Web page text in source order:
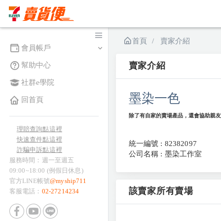
會員帳戶
幫助中心
社群e學院
回首頁
理賠查詢點這裡
快速查件點這裡
詐騙申訴點這裡
服務時間：週一至週五
09:00~18:00 (例假日休息)
官方LINE帳號@myship711
客服電話： 02-27214234
首頁 賣家介紹
賣家介紹
墨染一色
除了有自家的賣場產品，還會協助親
統一編號 : 82382097
公司名稱 : 墨染工作室
該賣家所有賣場